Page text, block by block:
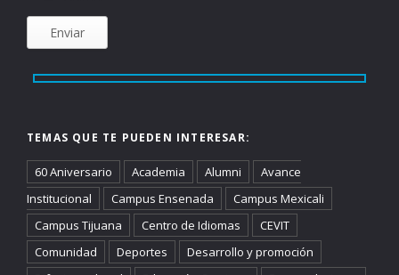
TEMAS QUE TE PUEDEN INTERESAR:
60 Aniversario Academia Alumni
Avance
Institucional
Campus Ensenada
Campus Mexicali
Campus Tijuana
Centro de Idiomas
CEVIT
Comunidad
Deportes
Desarrollo y promoción